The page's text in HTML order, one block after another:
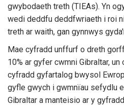
gwybodaeth treth (TIEAs). Yn
wedi deddfu deddfwriaeth i roi
treth ar waith, gan gynnwys
Mae cyfradd unffurf o dreth
10% ar gyfer cwmni Gibraltar,
cyfradd gyfartalog bwysol
gyfle gwych i gwmnïau sefydlu
Gibraltar a manteisio ar y